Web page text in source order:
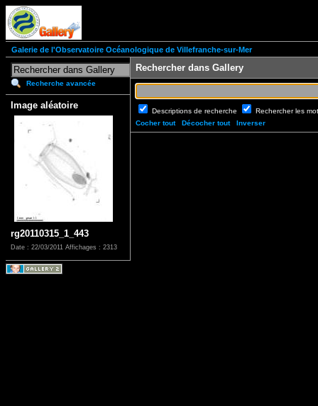
Galerie de l'Observatoire Océanologique de Villefranche-sur-Mer
Recherche avancée
Image aléatoire
rg20110315_1_443
Date : 22/03/2011 Affichages : 2313
Rechercher dans Gallery
Descriptions de recherche
Rechercher les
Cocher tout
Décocher tout Inverser